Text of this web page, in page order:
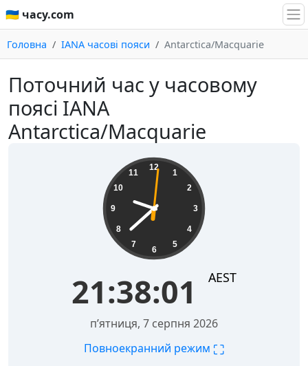
🇺🇦 часу.com
Головна IANA часові пояси Antarctica/Macquarie
Поточний час у часовому
поясі IANA
Antarctica/Macquarie
12
1
2
3
4
5
6
7
8
9
10
11
21:38:01 AEST
пʼятниця, 7 серпня 2026
Повноекранний режим ⛶